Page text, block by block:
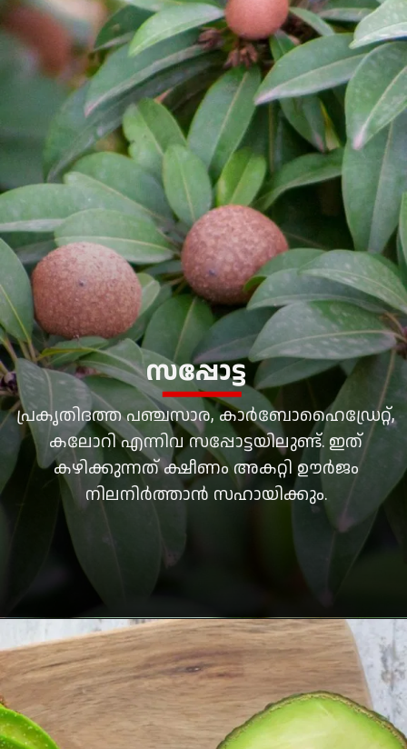
പ്രകൃതിദത്ത പഞ്ചസാര, കാര്‍ബോഹൈഡ്രേറ്റ്,
കലോറി എന്നിവ സപ്പോട്ടയിലുണ്ട്. ഇത്
കഴിക്കുന്നത് ക്ഷീണം അകറ്റി ഊര്‍ജം
നിലനിര്‍ത്താന്‍ സഹായിക്കും.
സപ്പോട്ട